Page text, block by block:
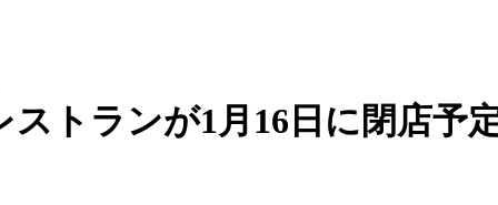
トランが1月16日に閉店予